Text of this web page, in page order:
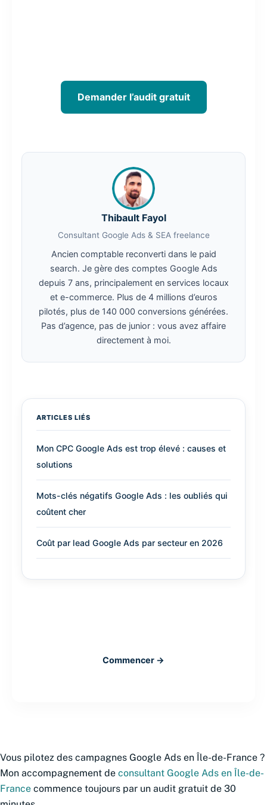
Demander l’audit gratuit
Thibault Fayol
Consultant Google Ads & SEA freelance
Ancien comptable reconverti dans le paid
search. Je gère des comptes Google Ads
depuis 7 ans, principalement en services locaux
et e-commerce. Plus de 4 millions d’euros
pilotés, plus de 140 000 conversions générées.
Pas d’agence, pas de junior : vous avez affaire
directement à moi.
ARTICLES LIÉS
Mon CPC Google Ads est trop élevé : causes et
solutions
Mots-clés négatifs Google Ads : les oubliés qui
coûtent cher
Coût par lead Google Ads par secteur en 2026
Commencer →
Vous pilotez des campagnes Google Ads en Île-de-France ?
Mon accompagnement de consultant Google Ads en Île-de-
France commence toujours par un audit gratuit de 30